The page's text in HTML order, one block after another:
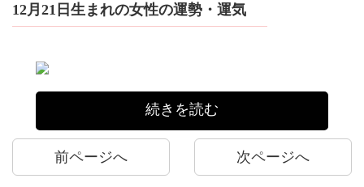
12月21日生まれの女性の運勢・運気
続きを読む
前ページへ 次ページへ